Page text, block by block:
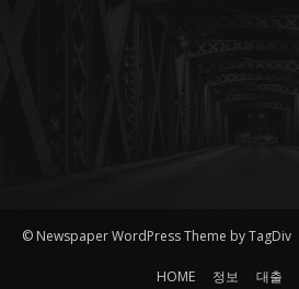
© Newspaper WordPress Theme by TagDiv
HOME 정보 대출